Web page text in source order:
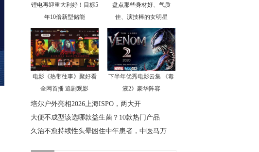
锂电再迎重大利好！目标5
年10倍新型储能
盘点那些身材好、气质
佳、演技棒的女明星
电影《热带往事》聚好看
全网首播 追剧观影
下半年优秀电影云集 《毒
液2》豪华阵容
培尔户外亮相2026上海ISPO，两大开
大便不成型该选哪款益生菌？10款热门产品
久治不愈持续性头晕困住中年患者，中医马万